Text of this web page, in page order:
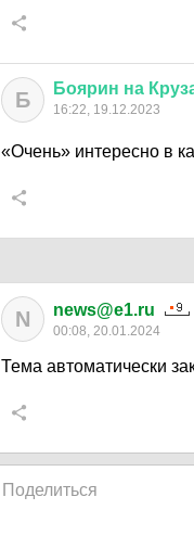
Б Боярин на
16:22, 19.12.2023
«Очень» интересно в
N news@e1.ru
00:08, 20.01.2024
Тема автоматически
Поделиться